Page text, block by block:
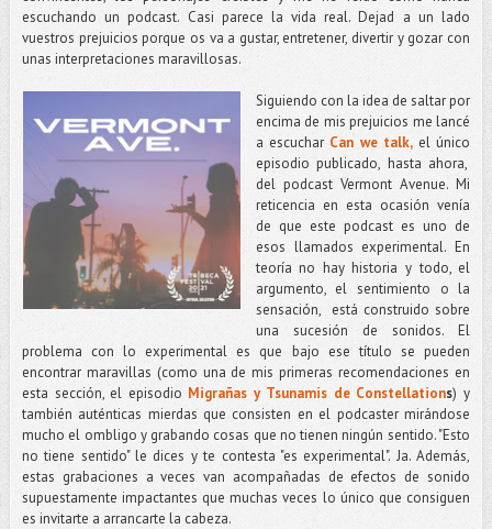
escuchando un podcast. Casi parece la vida real. Dejad a un lado
vuestros prejuicios porque os va a gustar, entretener, divertir y gozar con
unas interpretaciones maravillosas.
Siguiendo con la idea de saltar por
encima de mis prejuicios me lancé
a escuchar Can we talk,el único
episodio publicado, hasta ahora,
del podcast Vermont Avenue. Mi
reticencia en esta ocasión venía
de que este podcast es uno de
esos llamados experimental. En
teoría no hay historia y todo, el
argumento, el sentimiento o la
sensación, está construido sobre
una sucesión de sonidos. El
problema con lo experimental es que bajo ese título se pueden
encontrar maravillas (como una de mis primeras recomendaciones en
esta sección, el episodio Migrañas y Tsunamis de Constellations) y
también auténticas mierdas que consisten en el podcaster mirándose
mucho el ombligo y grabando cosas que no tienen ningún sentido. "Esto
no tiene sentido" le dices y te contesta "es experimental". Ja. Además,
estas grabaciones a veces van acompañadas de efectos de sonido
supuestamente impactantes que muchas veces lo único que consiguen
es invitarte a arrancarte la cabeza.